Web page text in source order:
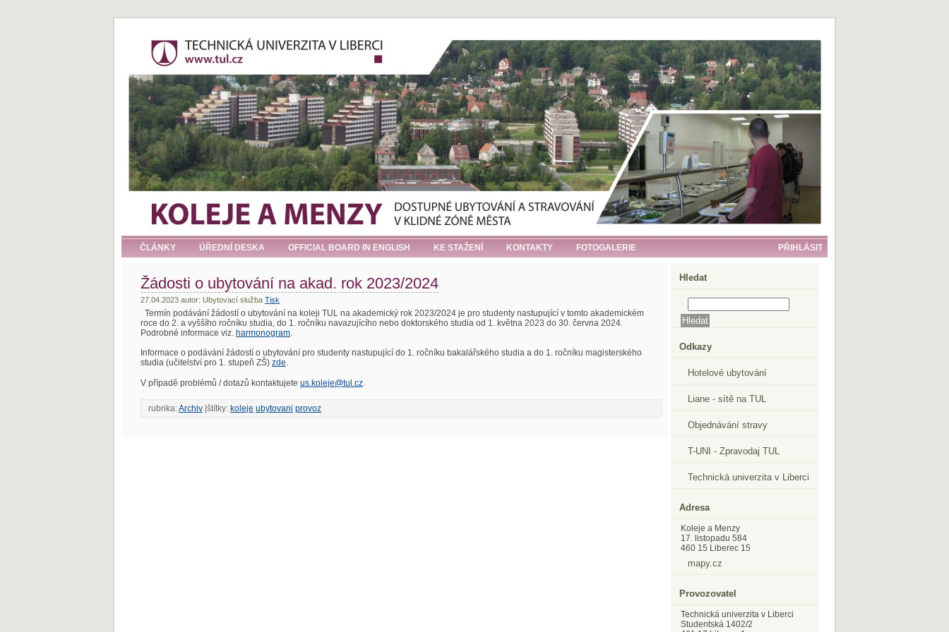
ČLÁNKY ÚŘEDNÍ DESKA OFFICIAL BOARD IN ENGLISH KE STAŽENÍ KONTAKTY FOTOGALERIE PŘIHLÁSIT
Žádosti o ubytování na akad. rok 2023/2024
27.04.2023 autor: Ubytovací služba Tisk
Termín podávání žádostí o ubytování na koleji TUL na akademický rok 2023/2024 je pro studenty nastupující v tomto akademickém
roce do 2. a vyššího ročníku studia, do 1. ročníku navazujícího nebo doktorského studia od 1. května 2023 do 30. června 2024.
Podrobné informace viz. harmonogram.
Informace o podávání žádostí o ubytování pro studenty nastupující do 1. ročníku bakalářského studia a do 1. ročníku magisterského
studia (učitelství pro 1. stupeň ZŠ) zde.
V případě problémů / dotazů kontaktujete us.koleje@tul.cz
rubrika:Archiv |štítky: koleje ubytovani provoz
Hledat
Odkazy
Hotelové ubytování
Liane - sítě na TUL
Objednávání stravy
T-UNI - Zpravodaj TUL
Technická univerzita v Liberci
Adresa
Koleje a Menzy
17. listopadu 584
460 15 Liberec 15
mapy.cz
Provozovatel
Technická univerzita v Liberci
Studentská 1402/2